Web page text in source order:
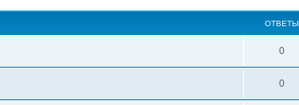
ОТВЕТЫ
0
0